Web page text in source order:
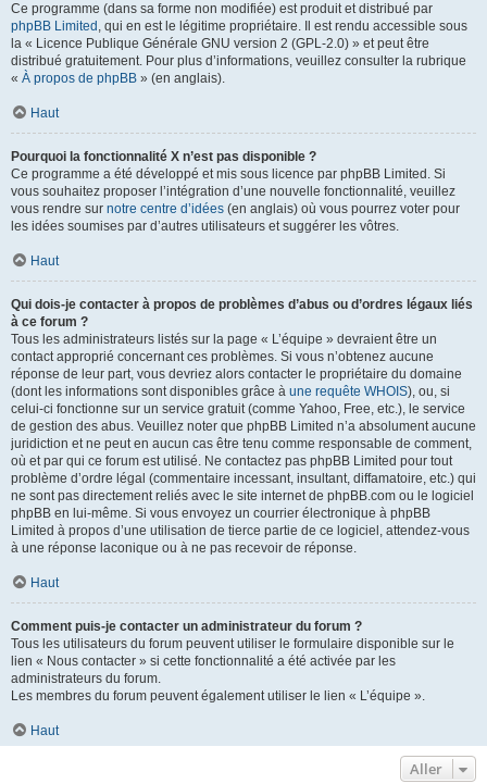
Ce programme (dans sa forme non modifiée) est produit et distribué par
phpBB Limited , qui en est le légitime propriétaire. Il est rendu accessible sous
la « Licence Publique Générale GNU version 2 (GPL-2.0) » et peut être
distribué gratuitement. Pour plus d’informations, veuillez consulter la rubrique
« À propos de phpBB » (en anglais).
Haut
Pourquoi la fonctionnalité X n’est pas disponible ?
Ce programme a été développé et mis sous licence par phpBB Limited. Si
vous souhaitez proposer l’intégration d’une nouvelle fonctionnalité, veuillez
vous rendre sur notre centre d’idées (en anglais) où vous pourrez voter pour
les idées soumises par d’autres utilisateurs et suggérer les vôtres.
Haut
Qui dois-je contacter à propos de problèmes d’abus ou d’ordres légaux liés
à ce forum ?
Tous les administrateurs listés sur la page « L’équipe » devraient être un
contact approprié concernant ces problèmes. Si vous n’obtenez aucune
réponse de leur part, vous devriez alors contacter le propriétaire du domaine
(dont les informations sont disponibles grâce à une requête WHOIS), ou, si
celui-ci fonctionne sur un service gratuit (comme Yahoo, Free, etc.), le service
de gestion des abus. Veuillez noter que phpBB Limited n’a absolument aucune
juridiction et ne peut en aucun cas être tenu comme responsable de comment,
où et par qui ce forum est utilisé. Ne contactez pas phpBB Limited pour tout
problème d’ordre légal (commentaire incessant, insultant, diffamatoire, etc.) qui
ne sont pas directement reliés avec le site internet de phpBB.com ou le logiciel
phpBB en lui-même. Si vous envoyez un courrier électronique à phpBB
Limited à propos d’une utilisation de tierce partie de ce logiciel, attendez-vous
à une réponse laconique ou à ne pas recevoir de réponse.
Haut
Comment puis-je contacter un administrateur du forum ?
Tous les utilisateurs du forum peuvent utiliser le formulaire disponible sur le
lien « Nous contacter » si cette fonctionnalité a été activée par les
administrateurs du forum.
Les membres du forum peuvent également utiliser le lien « L’équipe ».
Haut
Aller